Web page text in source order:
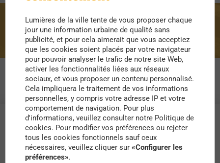
luchini
Lumières de la ville tente de vous proposer chaque
jour une information urbaine de qualité sans
publicité, et pour cela aimerait que vous acceptiez
que les cookies soient placés par votre navigateur
pour pouvoir analyser le trafic de notre site Web,
activer les fonctionnalités liées aux réseaux
sociaux, et vous proposer un contenu personnalisé.
Cela impliquera le traitement de vos informations
personnelles, y compris votre adresse IP et votre
comportement de navigation. Pour plus
d'informations, veuillez consulter notre Politique de
cookies. Pour modifier vos préférences ou rejeter
tous les cookies fonctionnels sauf ceux
nécessaires, veuillez cliquer sur«Configurer les
préférences».